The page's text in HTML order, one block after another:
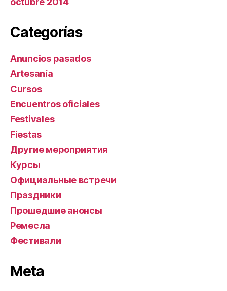
Categorías
Anuncios pasados
Artesanía
Cursos
Encuentros oficiales
Festivales
Fiestas
Другие мероприятия
Курсы
Официальные встречи
Праздники
Прошедшие анонсы
Ремесла
Фестивали
Meta